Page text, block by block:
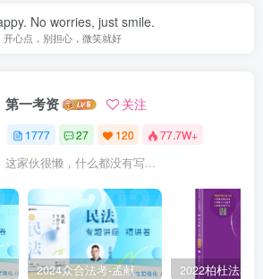
No worries, just smile.
开心点，别担心，微笑就好
第一考资 关注
1777 27 120 77.7W+
这家伙很懒，什么都没有写...
频1-76全） 2024众合法考-孟献贵民法-精讲卷.pdf